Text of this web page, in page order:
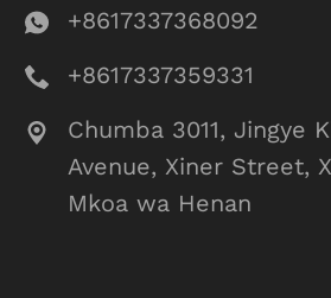
+8617337368092
+8617337359331
Chumba 3011, Jingye
Avenue, Xiner Street,
Mkoa wa Henan